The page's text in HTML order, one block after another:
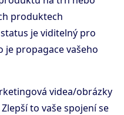
produktech
je viditelný pro
je propagace vašeho
videa/obrázky
to vaše spojení se